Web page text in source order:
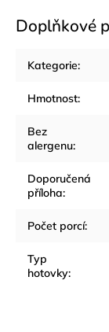
Doplňkové
Kategorie:
Hmotnost:
Bez
alergenu:
Doporučená
příloha:
Počet porcí:
Typ
hotovky: